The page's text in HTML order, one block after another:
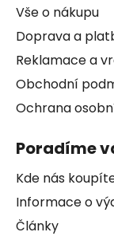
Vše o nákupu
Doprava a
Reklamace a
Obchodní
Ochrana
Poradíme
Kde nás
Informace o
Články